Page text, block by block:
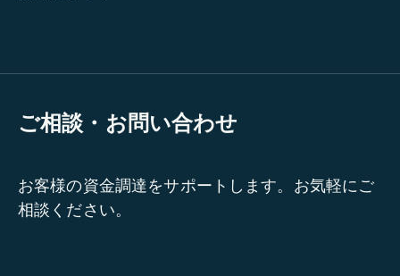
ご相談・お問い合わせ
お客様の資金調達をサポートします。お気軽にご
相談ください。